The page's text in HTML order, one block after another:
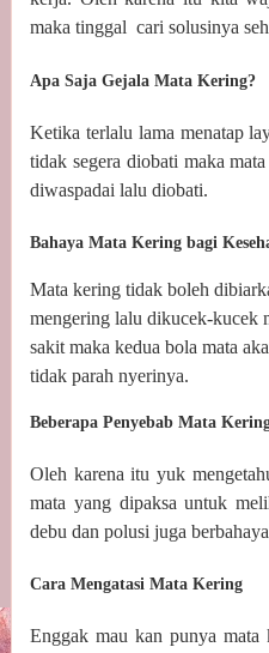
maka tinggal cari solusinya
Apa Saja Gejala Mata Kering?
Ketika terlalu lama menatap
tidak segera diobati maka
diwaspadai lalu diobati.
Bahaya Mata Kering bagi
Mata kering tidak boleh
mengering lalu dikucek-kucek
sakit maka kedua bola mata
tidak parah nyerinya.
Beberapa Penyebab Mata
Oleh karena itu yuk
mata yang dipaksa untuk
debu dan polusi juga
Cara Mengatasi Mata Kering
Enggak mau kan punya mata